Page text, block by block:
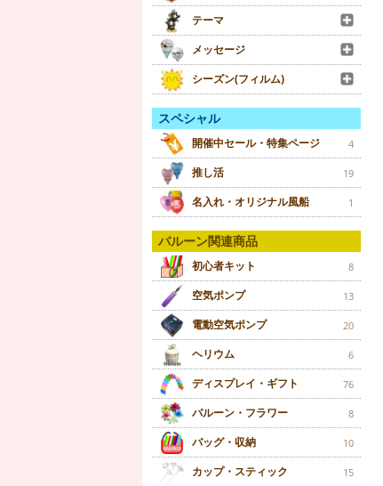
テーマ
メッセージ
シーズン(フィルム)
スペシャル
開催中セール・特集ページ 4
推し活 19
名入れ・オリジナル風船 1
バルーン関連商品
初心者キット 8
空気ポンプ 13
電動空気ポンプ 20
ヘリウム 6
ディスプレイ・ギフト 76
バルーン・フラワー 8
バッグ・収納 10
カップ・スティック 15